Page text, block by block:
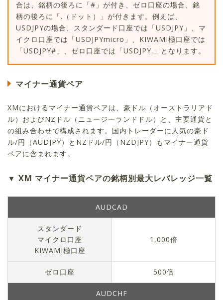
合は、銘柄の後ろに「#」が付き、ゼロ口座の場合、銘
柄の後ろに「.（ドット）」が付きます。例えば、
USDJPYの場合、スタンダード口座では「USDJPY」、マ
イクロ口座では「USDJPYmicro」、KIWAMI極口座では
「USDJPY#」、ゼロ口座では「USDJPY.」となります。
マイナー通貨ペア
XMにおけるマイナー通貨ペアは、豪ドル（オーストラリアド
ル）およびNZドル（ニュージーランドドル）と、主要通貨と
の組み合わせで構成されます。国内トレーダーに人気の豪ド
ル/円（AUDJPY）とNZドル/円（NZDJPY）もマイナー通貨
ペアに含まれます。
XM マイナー通貨ペアの銘柄別最大レバレッジ一覧
AUDCAD
スタンダード
マイクロ口座
KIWAMI極口座
1,000倍
ゼロ口座 500倍
AUDCHF